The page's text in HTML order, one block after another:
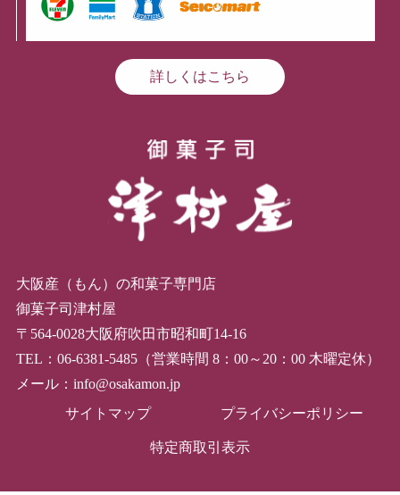
詳しくはこちら
大阪産（もん）の和菓子専門店
御菓子司津村屋
〒564-0028大阪府吹田市昭和町14-16
TEL：06-6381-5485（営業時間 8：00～20：00 木曜定休）
メール：info@osakamon.jp
サイトマップ
プライバシーポリシー
特定商取引表示